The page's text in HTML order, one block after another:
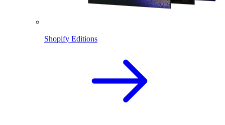
Shopify Editions